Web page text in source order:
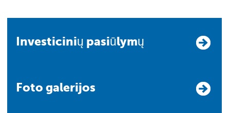
Investicinių pasiūlymų
Foto galerijos